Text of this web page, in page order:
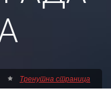
Тренутна страница